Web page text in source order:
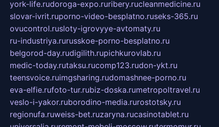
york-life.rudoroga-expo.ruribery.rucleanmedicine.ru
slovar-ivrit.ruporno-video-besplatno.ruseks-365.ru
ovucontrol.rusloty-igrovyye-avtomaty.ru
ru-industriya.rurusskoe-porno-besplatno.ru
belgorod-day.rudigilith.rupichkurovlab.ru
medic-today.rutaksu.rucomp123.rudon-ykt.ru
teensvoice.ruimgsharing.rudomashnee-porno.ru
eva-elfie.rufoto-tur.rubiz-doska.rumetropoltravel.ru
veslo-i-yakor.ruborodino-media.rurostotsky.ru
regionufa.ruweiss-bet.ruzaryna.rucasinotablet.ru